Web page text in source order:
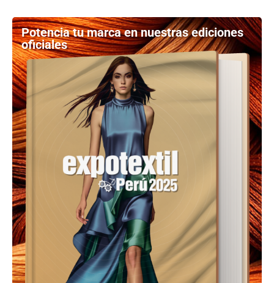
Potencia tu marca en nuestras ediciones
oficiales